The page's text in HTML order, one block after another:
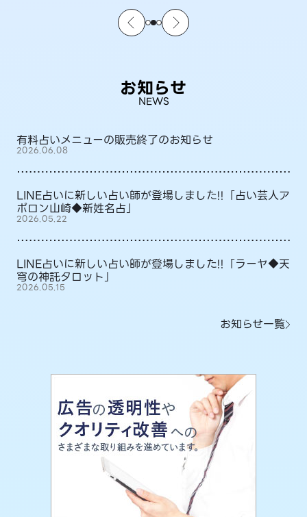
お知らせ
NEWS
有料占いメニューの販売終了のお知らせ
2026.06.08
LINE占いに新しい占い師が登場しました!!「占い芸人ア
ポロン山崎◆新姓名占」
2026.05.22
LINE占いに新しい占い師が登場しました!!「ラーヤ◆天
穹の神託タロット」
2026.05.15
お知らせ一覧